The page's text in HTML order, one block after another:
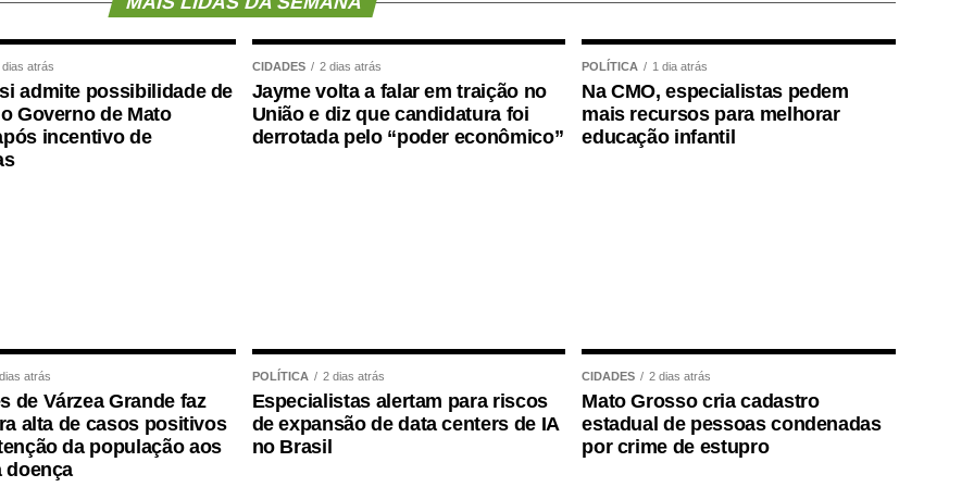
da Silva Freitas, representante do Acre,
que “cada publicação seria uma semente
ou se perder na intolerância”. A
das manifestações na internet e a
do debate público.
de “bolhas de filtro”, termo criado em 2010 pelo
o isolamento intelectual gerado por
, do diretor norte-americano Jeff Orlowski,
influenciam comportamentos e
Civil da Internet
dias atrás
admite possibilidade de
Governo de Mato
incentivo de
CIDADES 2 dias atrás
Jayme volta a falar em traição no
União e diz que candidatura foi
derrotada pelo “poder econômico”
POLÍTICA 1 dia atrás
Na CMO, especialistas pedem
mais recursos para melhorar
educação infantil
atrás
de Várzea Grande faz
alta de casos positivos
da população aos
doença
POLÍTICA 2 dias atrás
Especialistas alertam para riscos
de expansão de data centers de IA
no Brasil
CIDADES 2 dias atrás
Mato Grosso cria cadastro
estadual de pessoas condenadas
por crime de estupro